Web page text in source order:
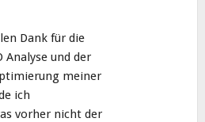
Dank für die
Analyse und der
meiner
ich
vorher nicht der